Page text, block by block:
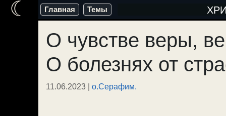
Перейти
содержимому
Главная Темы
О чувстве веры,
О болезнях от
11.06.2023 | о.Серафим.
☾